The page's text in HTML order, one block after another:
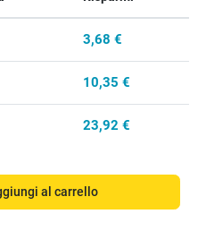
3,68 €
10,35 €
23,92 €
al carrello